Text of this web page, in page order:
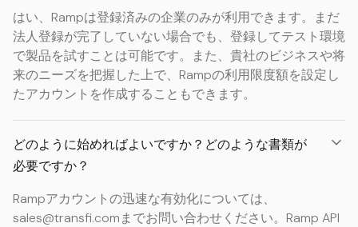
はい、Rampは登録済みの企業のみが利用できます。まだ
法人登録が完了していない場合でも、登録してテスト環境
で製品を試すことは可能です。また、貴社のビジネスや将
来のニーズを把握した上で、Rampの利用限度額を設定し
たアカウントを作成することもできます。
どのように始めればよいですか？どのような書類が
必要ですか？
Rampアカウントの迅速な有効化については、
sales@transfi.comまでお問い合わせください。Ramp API